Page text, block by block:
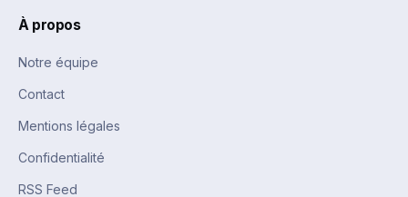
À propos
Notre équipe
Contact
Mentions légales
Confidentialité
RSS Feed